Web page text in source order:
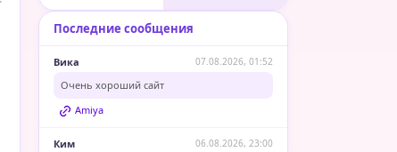
Последние сообщения
Вика 07.08.2026, 01:52
Очень хороший сайт
Amiya
Ким 06.08.2026, 23:00